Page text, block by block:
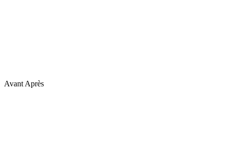
Avant Après